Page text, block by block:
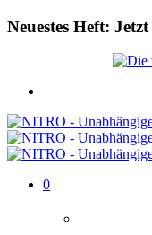
Neuestes Heft:
0